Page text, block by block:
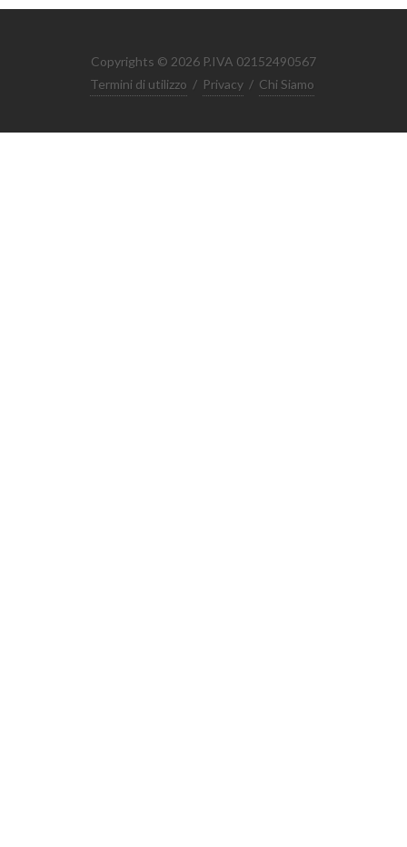
Copyrights © 2026 P.IVA 02152490567
Termini di utilizzo / Privacy / Chi Siamo